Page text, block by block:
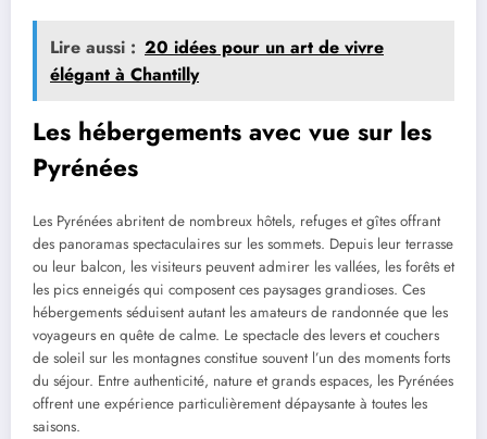
Lire aussi : 20 idées pour un art de vivre
élégant à Chantilly
Les hébergements avec vue sur les
Pyrénées
Les Pyrénées abritent de nombreux hôtels, refuges et gîtes offrant
des panoramas spectaculaires sur les sommets. Depuis leur terrasse
ou leur balcon, les visiteurs peuvent admirer les vallées, les forêts et
les pics enneigés qui composent ces paysages grandioses. Ces
hébergements séduisent autant les amateurs de randonnée que les
voyageurs en quête de calme. Le spectacle des levers et couchers
de soleil sur les montagnes constitue souvent l’un des moments forts
du séjour. Entre authenticité, nature et grands espaces, les Pyrénées
offrent une expérience particulièrement dépaysante à toutes les
saisons.